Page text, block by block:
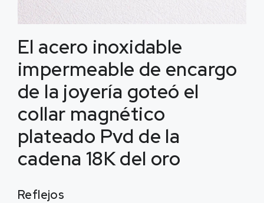
El acero inoxidable
impermeable de encargo
de la joyería goteó el
collar magnético
plateado Pvd de la
cadena 18K del oro
Reflejos